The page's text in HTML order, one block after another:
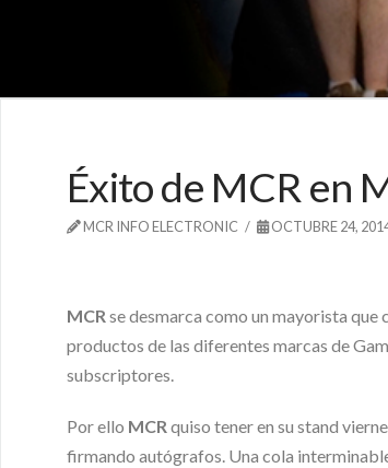
Éxito de MCR en
MCR INFO ELECTRONIC OCTUBRE 24,
MCR se desmarca como un mayorista que
productos de las diferentes marcas de
subscriptores.
Por ello MCR quiso tener en su stand
firmando autógrafos. Una cola